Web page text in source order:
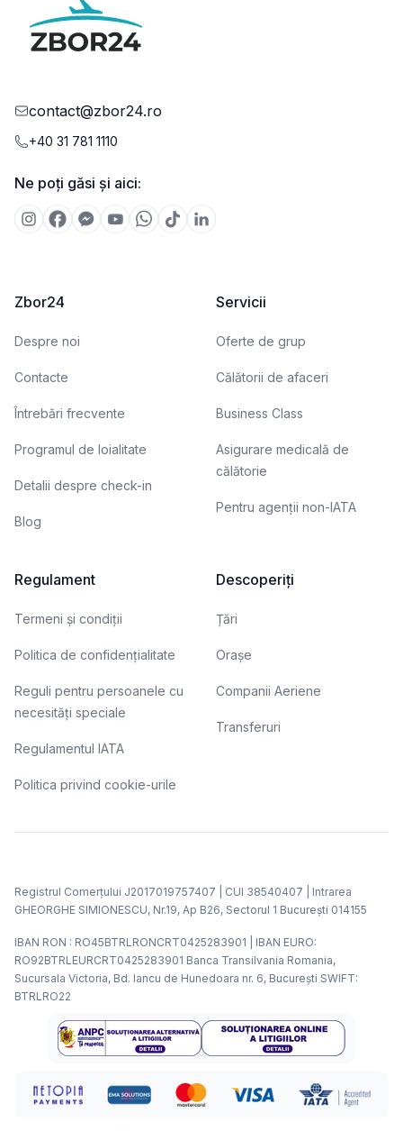
contact@zbor24.ro
+40 31 781 1110
Ne poți găsi și aici:
Zbor24
Despre noi
Contacte
Întrebări frecvente
Programul de loialitate
Detalii despre check-in
Blog
Servicii
Oferte de grup
Călătorii de afaceri
Business Class
Asigurare medicală de
călătorie
Pentru agenții non-IATA
Regulament
Termeni și condiții
Politica de confidențialitate
Reguli pentru persoanele cu
necesități speciale
Regulamentul IATA
Politica privind cookie-urile
Descoperiți
Țări
Orașe
Companii Aeriene
Transferuri
Registrul Comerțului J2017019757407 | CUI 38540407 | Intrarea
GHEORGHE SIMIONESCU, Nr.19, Ap B26, Sectorul 1 Bucureşti 014155
IBAN RON : RO45BTRLRONCRT0425283901 | IBAN EURO:
RO92BTRLEURCRT0425283901 Banca Transilvania Romania,
Sucursala Victoria, Bd. Iancu de Hunedoara nr. 6, Bucureşti SWIFT:
BTRLRO22